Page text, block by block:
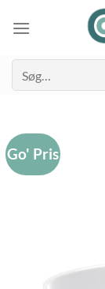
efter:
Go' Pris